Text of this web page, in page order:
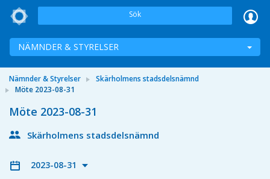
Sök
NÄMNDER & STYRELSER
Nämnder & Styrelser
Skärholmens stadsdelsnämnd
Möte 2023-08-31
Möte 2023-08-31
Skärholmens stadsdelsnämnd
2023-08-31